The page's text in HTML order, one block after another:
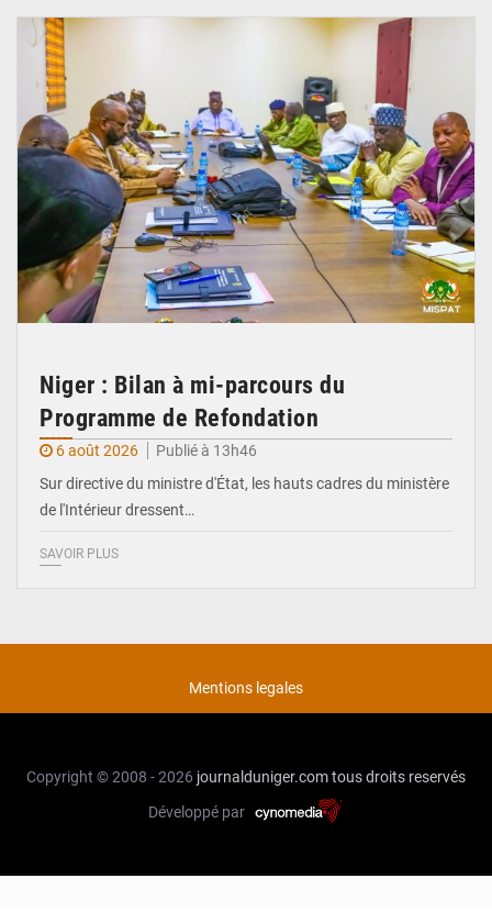
Niger : Bilan à mi-parcours du
Programme de Refondation
6 août 2026
Publié à 13h46
Sur directive du ministre d'État, les hauts cadres du ministère
de l'Intérieur dressent…
SAVOIR PLUS
Mentions legales
Copyright © 2008 - 2026 journalduniger.comtous droits reservés
Développé par